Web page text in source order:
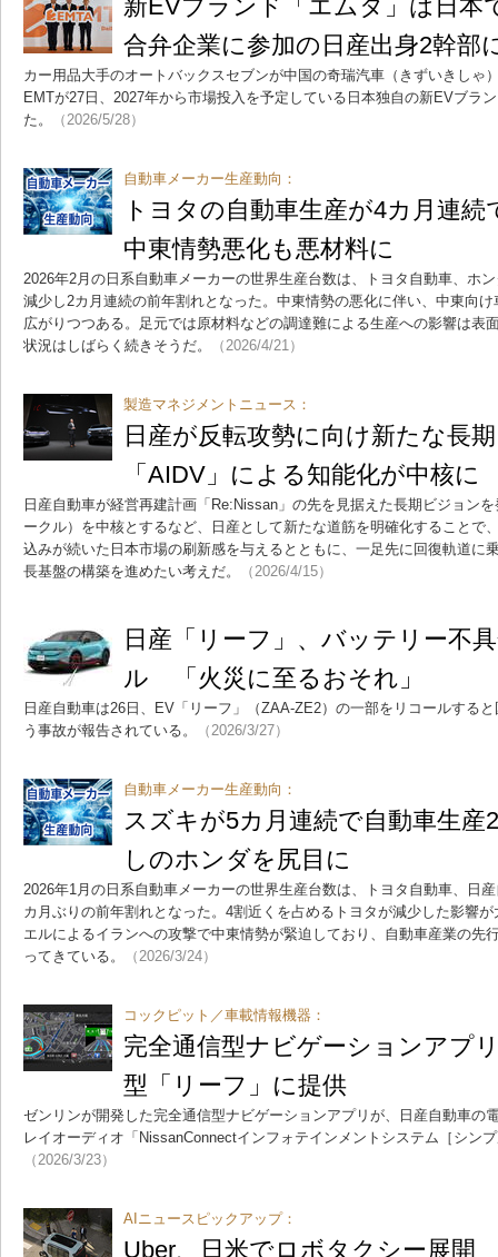
新EVブランド「エムタ」は日
合弁企業に参加の日産出身2幹部
カー用品大手のオートバックスセブンが中国の奇瑞汽車（きずいきしゃ
EMTが27日、2027年から市場投入を予定している日本独自の新EVブラ
た。
（2026/5/28）
自動車メーカー生産動向：
トヨタの自動車生産が4カ月連
中東情勢悪化も悪材料に
2026年2月の日系自動車メーカーの世界生産台数は、トヨタ自動車、ホ
減少し2カ月連続の前年割れとなった。中東情勢の悪化に伴い、中東向
広がりつつある。足元では原材料などの調達難による生産への影響は表
状況はしばらく続きそうだ。
（2026/4/21）
製造マネジメントニュース：
日産が反転攻勢に向け新たな長
「AIDV」による知能化が中核に
日産自動車が経営再建計画「Re:Nissan」の先を見据えた長期ビジョン
ークル）を中核とするなど、日産として新たな道筋を明確化することで
込みが続いた日本市場の刷新感を与えるとともに、一足先に回復軌道に
長基盤の構築を進めたい考えだ。
（2026/4/15）
日産「リーフ」、バッテリー不
ル 「火災に至るおそれ」
日産自動車は26日、EV「リーフ」（ZAA-ZE2）の一部をリコールする
う事故が報告されている。
（2026/3/27）
自動車メーカー生産動向：
スズキが5カ月連続で自動車生産
しのホンダを尻目に
2026年1月の日系自動車メーカーの世界生産台数は、トヨタ自動車、日
カ月ぶりの前年割れとなった。4割近くを占めるトヨタが減少した影響
エルによるイランへの攻撃で中東情勢が緊迫しており、自動車産業の先
ってきている。
（2026/3/24）
コックピット／車載情報機器：
完全通信型ナビゲーションアプ
型「リーフ」に提供
ゼンリンが開発した完全通信型ナビゲーションアプリが、日産自動車の
レイオーディオ「NissanConnectインフォテインメントシステム［シン
（2026/3/23）
AIニュースピックアップ：
Uber、日米でロボタクシー展開